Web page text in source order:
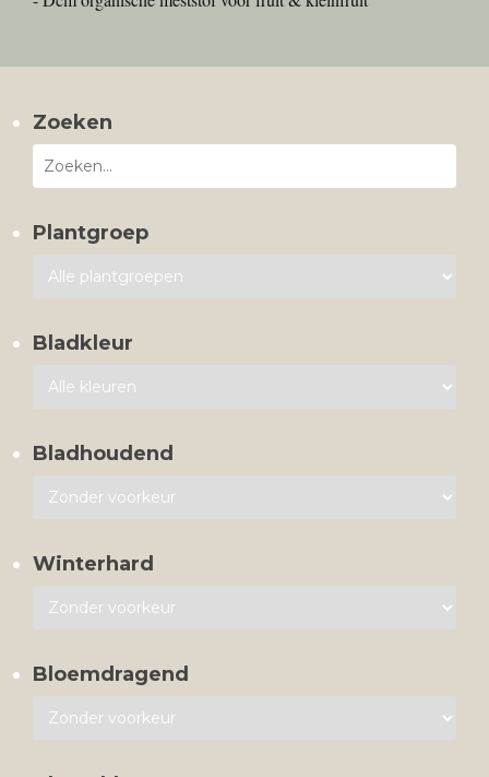
Zoeken
Plantgroep
Bladkleur
Bladhoudend
Winterhard
Bloemdragend